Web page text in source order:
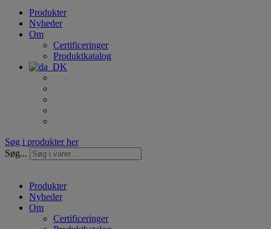
Produkter
Nyheder
Om
Certificeringer
Produktkatalog
Søg i produkter her
Søg...
Produkter
Nyheder
Om
Certificeringer